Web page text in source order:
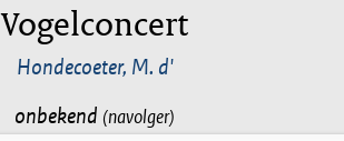
Vogelconcert
Hondecoeter, M. d'
onbekend (navolger)